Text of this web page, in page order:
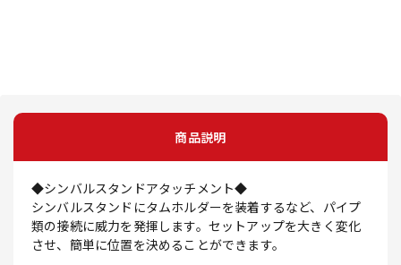
商品説明
◆シンバルスタンドアタッチメント◆
シンバルスタンドにタムホルダーを装着するなど、パイプ
類の接続に威力を発揮します。セットアップを大きく変化
させ、簡単に位置を決めることができます。